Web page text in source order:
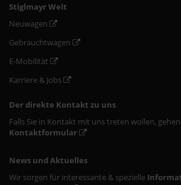
Stiglmayr Welt
Neuwagen
Gebrauchtwagen
E-Mobilität
Karriere & Jobs
Der direkte Kontakt zu uns
Falls Sie in Kontakt mit uns treten wollen,
Kontaktformular
News und Aktuelles
Wir sorgen für interessante & spezielle